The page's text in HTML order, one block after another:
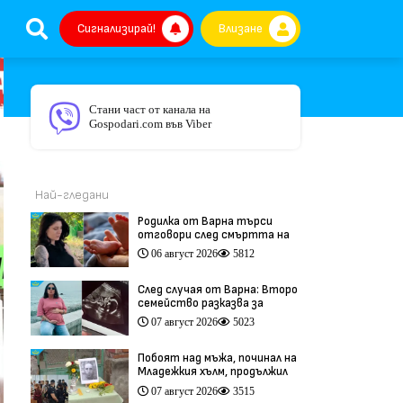
Сигнализирай! Влизане
Стани част от канала на
Gospodari.com във Viber
Най-гледани
Родилка от Варна търси
отговори след смъртта на
бебето ѝ дни преди секцио
(видео)
06 август 2026 5812
След случая от Варна: Второ
семейство разказва за
трагедия след бременност
при същия лекар (видео)
07 август 2026 5023
Побоят над мъжа, починал на
Младежкия хълм, продължил
повече от час (видео)
07 август 2026 3515